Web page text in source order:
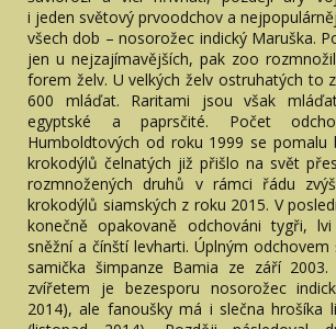
i jeden světový prvoodchov a
všech dob – nosorožec indický Maruška.
jen u nejzajímavějších, pak zoo
forem želv. U velkých želv ostruhatých to
600 mláďat. Raritami jsou však
egyptské a paprsčité. Počet
Humboldtových od roku 1999 se pomalu
krokodýlů čelnatých již přišlo na svět
rozmnožených druhů v rámci řádu
krokodýlů siamských z roku 2015. V
konečně opakovaně odchováni tygři,
sněžní a čínští levharti. Úplným odchovem
samička šimpanze Bamia ze září 2003.
zvířetem je bezesporu nosorožec
2014), ale fanoušky má i slečna hrošíka